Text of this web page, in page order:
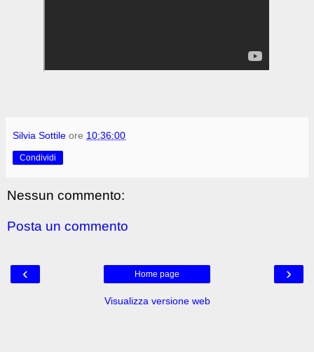
Silvia Sottile ore 10:36:00
Condividi
Nessun commento:
Posta un commento
‹ ›
Home page
Visualizza versione web